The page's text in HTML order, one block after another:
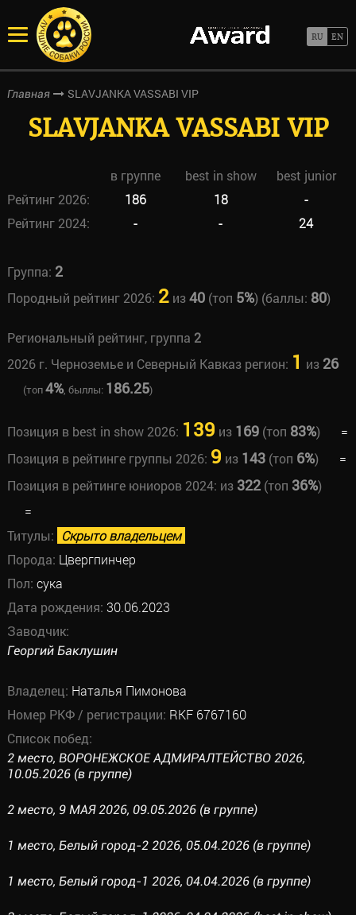
Главная SLAVJANKA VASSABI VIP
SLAVJANKA VASSABI VIP
в группе best in show
best junior
Рейтинг 2026:
186 18
-
Рейтинг 2024:
- - 24
Группа: 2
Породный рейтинг 2026: 2из40(топ 5%) (баллы: 80)
Региональный рейтинг, группа 2
2026 г. Черноземье и Северный Кавказ регион: 1 из 26
(топ4%, быллы: 186.25)
Позиция в best in show 2026: 139 из 169(топ 83%)
=
Позиция в рейтинге группы 2026: 9 из 143(топ 6%)
=
Позиция в рейтинге юниоров 2024: из 322(топ 36%)
=
Титулы: Скрыто владельцем
Порода: Цвергпинчер
Пол: сука
Дата рождения: 30.06.2023
Заводчик:
Георгий Баклушин
Владелец: Наталья Пимонова
Номер РКФ / регистрации: RKF 6767160
Список побед:
2 место, ВОРОНЕЖСКОЕ АДМИРАЛТЕЙСТВО 2026,
10.05.2026 (в группе)
2 место, 9 МАЯ 2026, 09.05.2026 (в группе)
1 место, Белый город-2 2026, 05.04.2026 (в группе)
1 место, Белый город-1 2026, 04.04.2026 (в группе)